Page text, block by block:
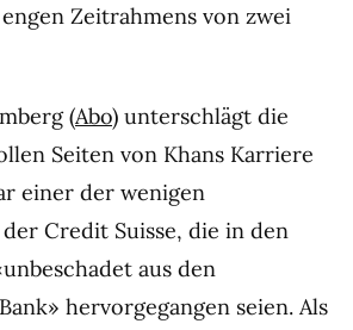
Zeitrahmens von zwei
(Abo) unterschlägt die
Seiten von Khans Karriere
einer der wenigen
Credit Suisse, die in den
aus den
hervorgegangen seien. Als